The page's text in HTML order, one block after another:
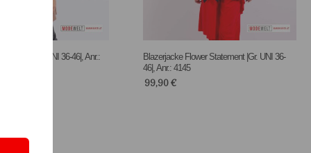
Chic |Gr. UNI 36-46|, Anr.:
Blazerjacke Flower Statement |Gr. UNI 36-
46|, Anr.: 4145
99,90€